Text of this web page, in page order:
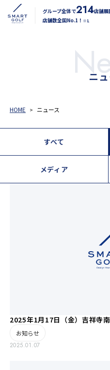
グループ全体で214店舗展
店舗数全国No.1！ ※1
ニ
HOME ニュース
すべて
メディア
2025年1月17日（金）吉祥寺
お知らせ
2025.01.07